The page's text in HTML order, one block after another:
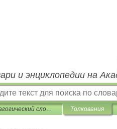
и энциклопедии на
Педагогический словарь Толкования